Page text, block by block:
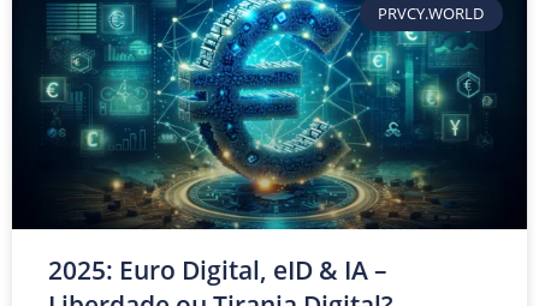
PRVCY.WORLD
2025: Euro Digital, eID & IA –